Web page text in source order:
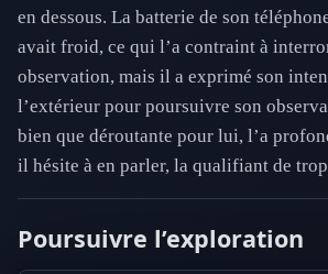
en dessous. La batterie de son
avait froid, ce qui l’a contraint à
observation, mais il a exprimé son
l’extérieur pour poursuivre son
bien que déroutante pour lui, l’a
il hésite à en parler, la qualifiant de
Poursuivre l’exploration